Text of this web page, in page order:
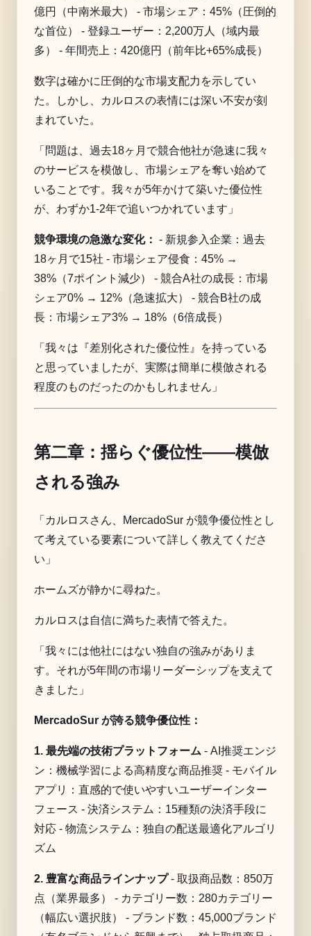
億円（中南米最大） - 市場シェア：45%（圧倒的
な首位） - 登録ユーザー：2,200万人（域内最
多） - 年間売上：420億円（前年比+65%成長）
数字は確かに圧倒的な市場支配力を示してい
た。しかし、カルロスの表情には深い不安が刻
まれていた。
「問題は、過去18ヶ月で競合他社が急速に我々
のサービスを模倣し、市場シェアを奪い始めて
いることです。我々が5年かけて築いた優位性
が、わずか1-2年で追いつかれています」
競争環境の急激な変化： - 新規参入企業：過去
18ヶ月で15社 - 市場シェア侵食：45% →
38%（7ポイント減少） - 競合A社の成長：市場
シェア0% → 12%（急速拡大） - 競合B社の成
長：市場シェア3% → 18%（6倍成長）
「我々は『差別化された優位性』を持っている
と思っていましたが、実際は簡単に模倣される
程度のものだったのかもしれません」
第二章：揺らぐ優位性――模倣
される強み
「カルロスさん、MercadoSur が競争優位性とし
て考えている要素について詳しく教えてくださ
い」
ホームズが静かに尋ねた。
カルロスは自信に満ちた表情で答えた。
「我々には他社にはない独自の強みがありま
す。それが5年間の市場リーダーシップを支えて
きました」
MercadoSur が誇る競争優位性：
1. 最先端の技術プラットフォーム - AI推奨エンジ
ン：機械学習による高精度な商品推奨 - モバイル
アプリ：直感的で使いやすいユーザーインター
フェース - 決済システム：15種類の決済手段に
対応 - 物流システム：独自の配送最適化アルゴリ
ズム
2. 豊富な商品ラインナップ- 取扱商品数：850万
点（業界最多） - カテゴリー数：280カテゴリー
（幅広い選択肢） - ブランド数：45,000ブランド